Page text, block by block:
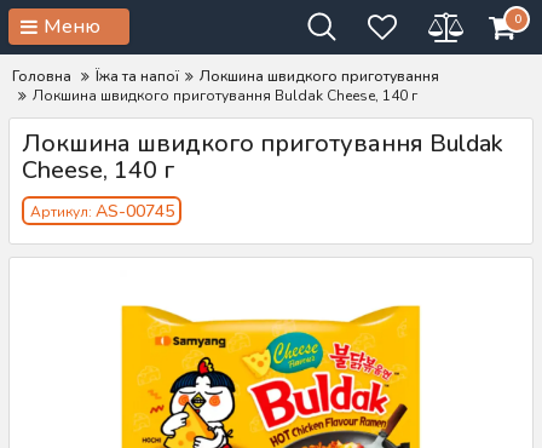
Меню 0
Головна Їжа та напої
Локшина швидкого приготування
Локшина швидкого приготування Buldak Cheese, 140 г
Локшина швидкого приготування Buldak
Cheese, 140 г
Артикул: AS-00745